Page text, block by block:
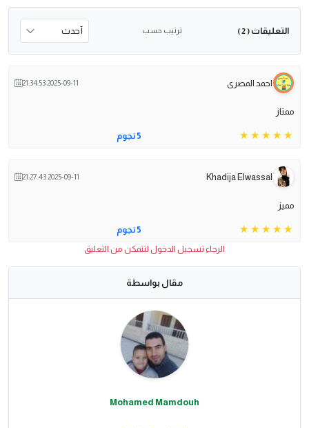
التعليقات ( 2 ) ترتيب حسب
احمد المصرى 2025-09-11 21:34:53
ممتاز
5 نجوم
Khadija Elwassal
2025-09-11 21:27:43
مميز
5 نجوم
الرجاء تسجيل الدخول لتتمكن من التعليق
مقال بواسطة
Mohamed Mamdouh